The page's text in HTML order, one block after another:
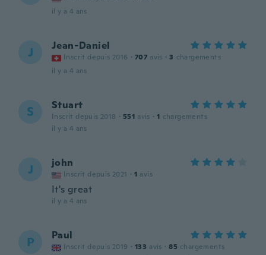
il y a 4 ans
J Jean-Daniel
Inscrit depuis 2016 · 707 avis · 3 chargements
il y a 4 ans
S Stuart
Inscrit depuis 2018 · 551 avis · 1 chargements
il y a 4 ans
J john
Inscrit depuis 2021 · 1 avis
It's great
il y a 4 ans
P Paul
Inscrit depuis 2019 · 133 avis · 85 chargements